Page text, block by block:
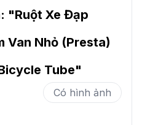
"Ruột Xe Đạp
Van Nhỏ (Presta)
Tube"
Có hình ảnh